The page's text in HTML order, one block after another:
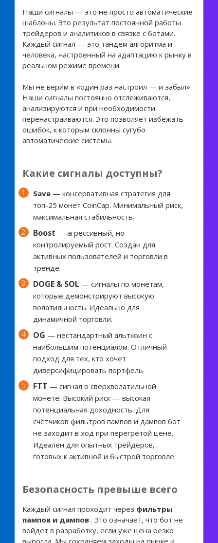
Наши сигналы — это не просто автоматические
шаблоны. Это результат постоянной работы
трейдеров и аналитиков в связке с ботами.
Каждый сигнал — это тандем алгоритма и
человека, настроенный на адаптацию к рынку в
реальном режиме времени.
Мы не верим в «один раз настроил — и забыл».
Наши сигналы постоянно отслеживаются,
анализируются и при необходимости
перенастраиваются. Это позволяет избежать
ошибок, к которым склонны сугубо
автоматические системы.
Какие сигналы доступны?
Save — консервативная стратегия для
топ-25 монет CoinCap. Минимальный риск,
максимальная стабильность.
Boost — агрессивный, но
контролируемый рост. Создан для
активных пользователей и торговли в
тренде.
DOGE & SOL — сигналы по монетам,
которые демонстрируют высокую
волатильность. Идеально для
динамичной торговли.
OG — нестандартный альткоин с
наибольшим потенциалом. Отличный
подход для тех, кто хочет
диверсифицировать портфель.
FTT — сигнал о сверхволатильной
монете. Высокий риск — высокая
потенциальная доходность. Для
счётчиков фильтров пампов и дампов бот
не заходит в ход при перегретой цене.
Идеален для опытных трейдеров,
готовых к активной и быстрой торговле.
Безопасность превыше всего
Каждый сигнал проходит через фильтры
пампов и дампов . Это означает, что бот не
войдет в разработку, если уже цена резко